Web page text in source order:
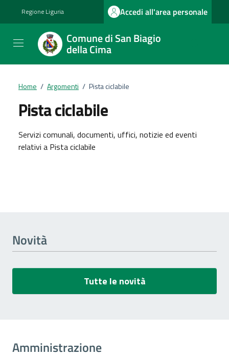
Regione Liguria Accedi all'area personale
Comune di San Biagio
della Cima
Home / Argomenti / Pista ciclabile
Pista ciclabile
Dettagli dell'argomento
Servizi comunali, documenti, uffici, notizie ed eventi
relativi a Pista ciclabile
Novità
Tutte le novità
Amministrazione